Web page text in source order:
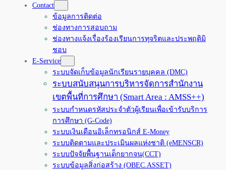
Contact
ข้อมูลการติดต่อ
ช่องทางการสอบถาม
ช่องทางแจ้งเรื่องร้องเรียนการทุจริตและประพฤติมิ
ชอบ
E-Service
ระบบจัดเก็บข้อมูลนักเรียนรายบุคคล (DMC)
ระบบสนับสนุนการบริหารจัดการสำนักงาน
เขตพื้นที่การศึกษา (Smart Area : AMSS++)
ระบบกำหนดรหัสประจำตัวผู้เรียนเพื่อเข้ารับบริการ
การศึกษา (G-Code)
ระบบเงินเดือนอิเล็กทรอนิกส์ E-Money
ระบบติดตามและประเมินผลแห่งชาติ (eMENSCR)
ระบบปัจจัยพื้นฐานเด็กยากจน(CCT)
ระบบข้อมูลสิ่งก่อสร้าง (OBEC.ASSET)